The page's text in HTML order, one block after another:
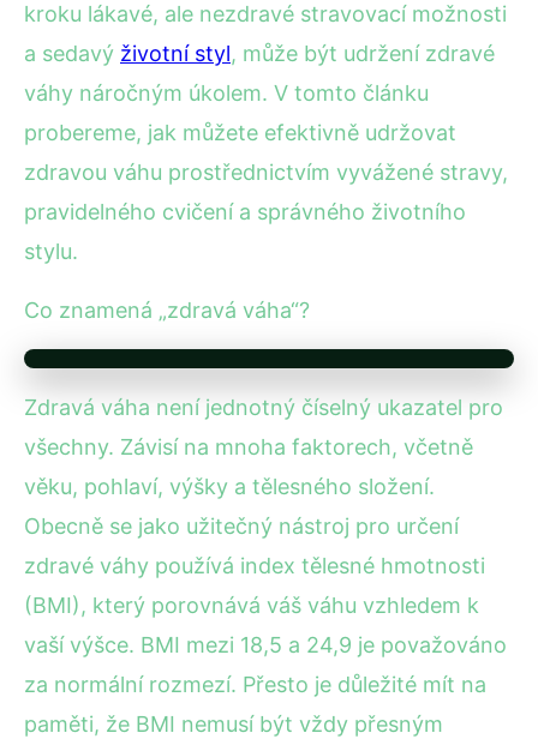
kroku lákavé, ale nezdravé stravovací možnosti
a sedavý životní styl, může být udržení zdravé
váhy náročným úkolem. V tomto článku
probereme, jak můžete efektivně udržovat
zdravou váhu prostřednictvím vyvážené stravy,
pravidelného cvičení a správného životního
stylu.
Co znamená „zdravá váha“?
Zdravá váha není jednotný číselný ukazatel pro
všechny. Závisí na mnoha faktorech, včetně
věku, pohlaví, výšky a tělesného složení.
Obecně se jako užitečný nástroj pro určení
zdravé váhy používá index tělesné hmotnosti
(BMI), který porovnává váš váhu vzhledem k
vaší výšce. BMI mezi 18,5 a 24,9 je považováno
za normální rozmezí. Přesto je důležité mít na
paměti, že BMI nemusí být vždy přesným